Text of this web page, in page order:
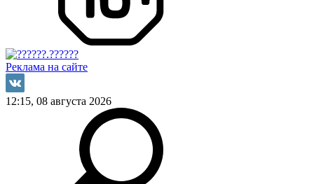
Реклама на сайте
12:15, 08 августа 2026